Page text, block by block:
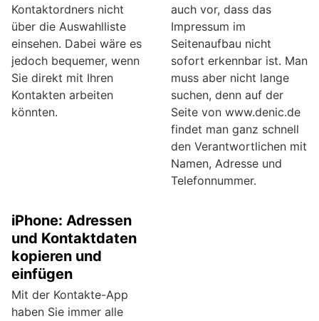
Kontaktordners nicht
über die Auswahlliste
einsehen. Dabei wäre es
jedoch bequemer, wenn
Sie direkt mit Ihren
Kontakten arbeiten
könnten.
auch vor, dass das
Impressum im
Seitenaufbau nicht
sofort erkennbar ist. Man
muss aber nicht lange
suchen, denn auf der
Seite von www.denic.de
findet man ganz schnell
den Verantwortlichen mit
Namen, Adresse und
Telefonnummer.
iPhone: Adressen
und Kontaktdaten
kopieren und
einfügen
Mit der Kontakte-App
haben Sie immer alle